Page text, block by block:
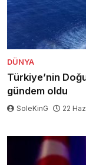
DÜNYA
Türkiye’nin
gündem oldu
SoleKinG 22